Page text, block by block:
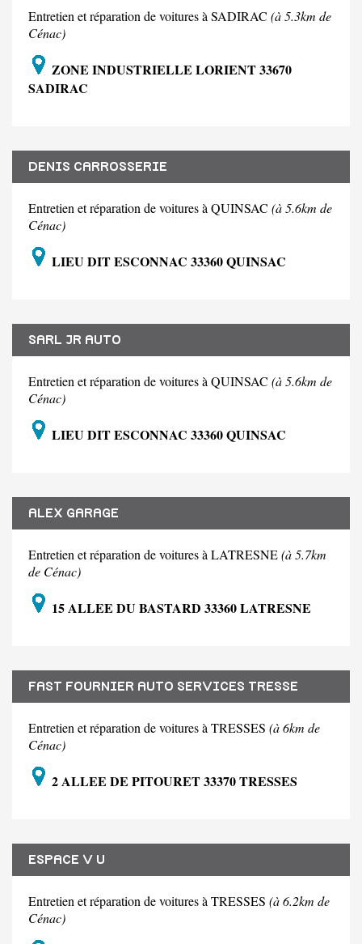
Entretien et réparation de voitures à SADIRAC (à 5.3km de
Cénac)
ZONE INDUSTRIELLE LORIENT 33670
SADIRAC
DENIS CARROSSERIE
Entretien et réparation de voitures à QUINSAC (à 5.6km de
Cénac)
LIEU DIT ESCONNAC 33360 QUINSAC
SARL JR AUTO
Entretien et réparation de voitures à QUINSAC (à 5.6km de
Cénac)
LIEU DIT ESCONNAC 33360 QUINSAC
ALEX GARAGE
Entretien et réparation de voitures à LATRESNE(à 5.7km
de Cénac)
15 ALLEE DU BASTARD 33360 LATRESNE
FAST FOURNIER AUTO SERVICES TRESSE
Entretien et réparation de voitures à TRESSES (à 6km de
Cénac)
2 ALLEE DE PITOURET 33370 TRESSES
ESPACE V U
Entretien et réparation de voitures à TRESSES (à 6.2km de
Cénac)